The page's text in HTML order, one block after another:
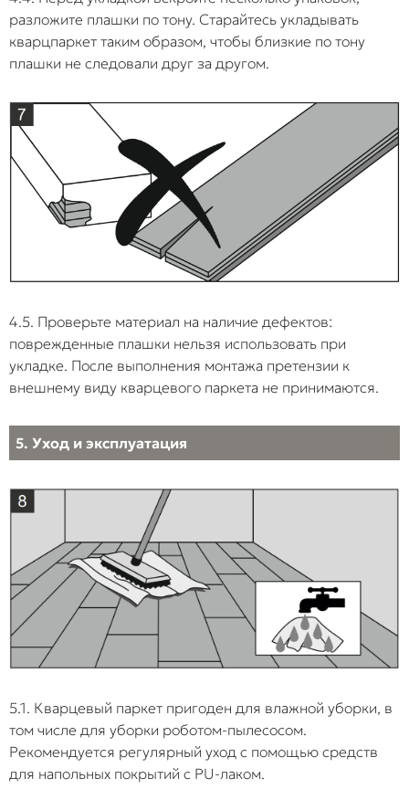
разложите плашки по тону. Старайтесь укладывать
кварцпаркет таким образом, чтобы близкие по тону
плашки не следовали друг за другом.
4.5. Проверьте материал на наличие дефектов:
поврежденные плашки нельзя использовать при
укладке. После выполнения монтажа претензии к
внешнему виду кварцевого паркета не принимаются.
5. Уход и эксплуатация
5.1. Кварцевый паркет пригоден для влажной уборки, в
том числе для уборки роботом-пылесосом.
Рекомендуется регулярный уход с помощью средств
для напольных покрытий с PU-лаком.